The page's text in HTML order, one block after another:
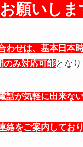
願いしま
わせは、基本日本
のみ対応可能となり
話が気軽に出来な
絡をご案内しており